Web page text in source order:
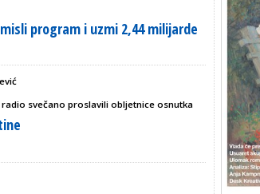
program i uzmi 2,44 milijarde
radio svečano proslavili obljetnice osnutka